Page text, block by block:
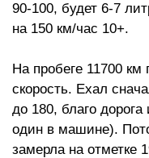
90-100, будет 6-7
на 150 км/час 10+.
На пробеге 11700
скорость. Ехал
до 180, благо
один в машине).
замерла на отметке